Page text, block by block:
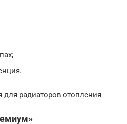
для радиаторов отопления